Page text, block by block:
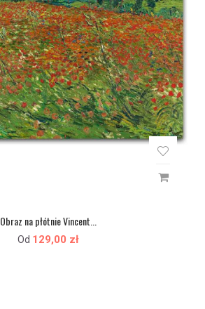
Obraz na płótnie Vincent...
Od 129,00 zł